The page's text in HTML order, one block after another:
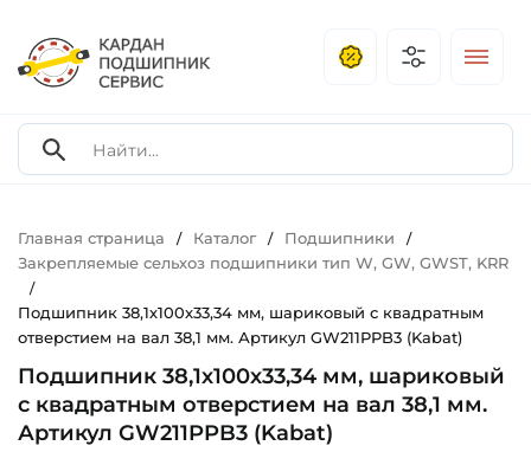
Главная страница / Каталог / Подшипники /
Закрепляемые сельхоз подшипники тип W, GW, GWST, KRR
/
Подшипник 38,1х100х33,34 мм, шариковый с квадратным
отверстием на вал 38,1 мм. Артикул GW211PPB3 (Kabat)
Подшипник 38,1х100х33,34 мм, шариковый
с квадратным отверстием на вал 38,1 мм.
Артикул GW211PPB3 (Kabat)